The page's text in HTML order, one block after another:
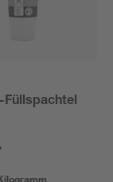
Füllspachtel